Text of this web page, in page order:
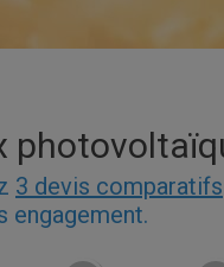
3 devis comparatifs
engagement.